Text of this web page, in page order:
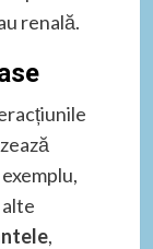
renală.
,